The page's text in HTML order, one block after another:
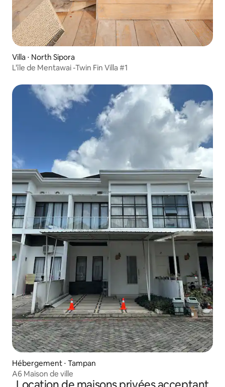
Villa ⋅ North Sipora
L'île de Mentawai -Twin Fin Villa #1
Hébergement ⋅ Tampan
A6 Maison de ville